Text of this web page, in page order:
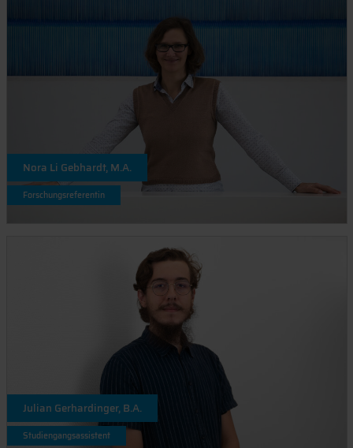
Nora Li Gebhardt, M.A.
Forschungsreferentin
Julian Gerhardinger, B.A.
Studiengangsassistent